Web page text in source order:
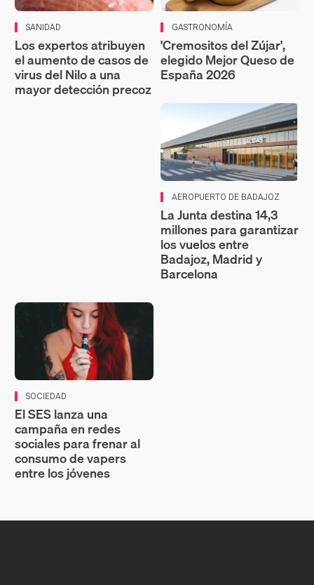
SANIDAD
Los expertos atribuyen
el aumento de casos de
virus del Nilo a una
mayor detección precoz
GASTRONOMÍA
'Cremositos del Zújar',
elegido Mejor Queso de
España 2026
AEROPUERTO DE BADAJOZ
La Junta destina 14,3
millones para garantizar
los vuelos entre
Badajoz, Madrid y
Barcelona
SOCIEDAD
El SES lanza una
campaña en redes
sociales para frenar al
consumo de vapers
entre los jóvenes